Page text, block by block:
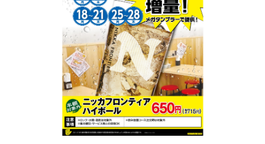
代表者あいさつ
グループ会社
会社概要
経営陣
飲食事業紹介
飲食事業紹介トップ
や台ずし
ニパチ
これや
IR（株主・投資家）情報
IR情報トップ
会長メッセージ
採用情報
採用情報トップ
店舗物件・店舗施工管理業者の募集